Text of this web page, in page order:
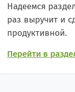
Надеемся
раз выручит и
продуктивной.
Перейти в